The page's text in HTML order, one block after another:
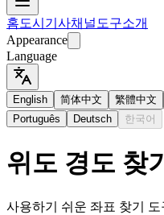
홈도시 기사채널 도구소개
Appearance
Language
English 简体中文 繁體中文
Português
Deutsch 한국어
위도 경도 찾
사용하기 쉬운 좌표 찾기